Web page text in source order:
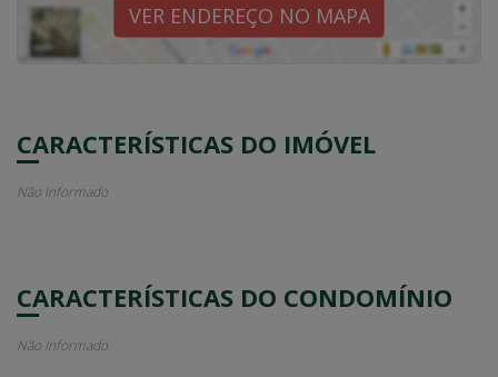
VER ENDEREÇO NO MAPA
CARACTERÍSTICAS DO IMÓVEL
Não Informado
CARACTERÍSTICAS DO CONDOMÍNIO
Não Informado